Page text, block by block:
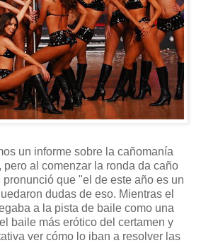
un informe sobre la cañomanía
, pero al comenzar la ronda da caño
que "el de este año es un
dudas de eso. Mientras el
a la pista de baile como una
baile más erótico del certamen y
ver cómo lo iban a resolver las